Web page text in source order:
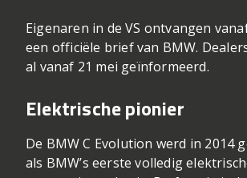
Eigenaren in de VS ontvangen
een officiële brief van BMW.
al vanaf 21 mei geïnformeerd.
Elektrische pionier
De BMW C Evolution werd in 2014
als BMW’s eerste volledig